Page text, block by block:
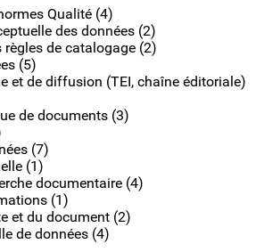
Qualité (4)
des données (2)
de catalogage (2)
(5)
et de diffusion (TEI, chaîne éditoriale)
de documents (3)
(7)
(1)
documentaire (4)
(1)
et du document (2)
de données (4)